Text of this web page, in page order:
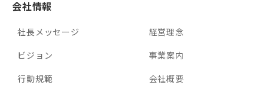
会社情報
社長メッセージ
経営理念
ビジョン
事業案内
行動規範
会社概要